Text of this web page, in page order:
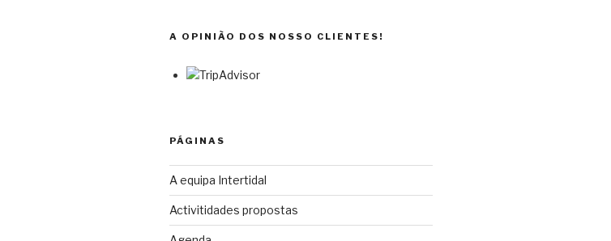
A OPINIÃO DOS NOSSO CLIENTES!
PÁGINAS
A equipa Intertidal
Activitidades propostas